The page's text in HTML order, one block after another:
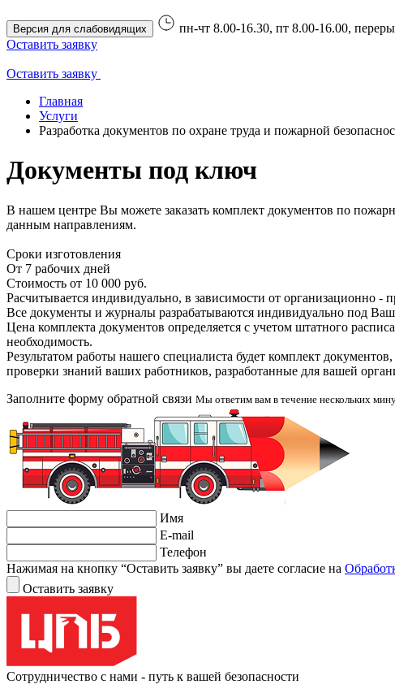
Версия для слабовидящих пн-чт 8.00-16.30, пт 8.00-16.00,
Оставить заявку
Оставить заявку
Главная
Услуги
Разработка документов по охране труда и пожарной
Документы под ключ
В нашем центре Вы можете заказать комплект документов по
данным направлениям.
Сроки изготовления
От 7 рабочих дней
Стоимость от 10 000 руб.
Расчитывается индивидуально, в зависимости от организационно -
Все документы и журналы разрабатываются индивидуально под
Цена комплекта документов определяется с учетом штатного
необходимость.
Результатом работы нашего специалиста будет комплект
проверки знаний ваших работников, разработанные для вашей
Заполните форму обратной связи Мы ответим вам в течение нескольких
Имя
E-mail
Телефон
Нажимая на кнопку “Оставить заявку” вы даете согласие на
Оставить заявку
Сотрудничество с нами - путь к вашей безопасности